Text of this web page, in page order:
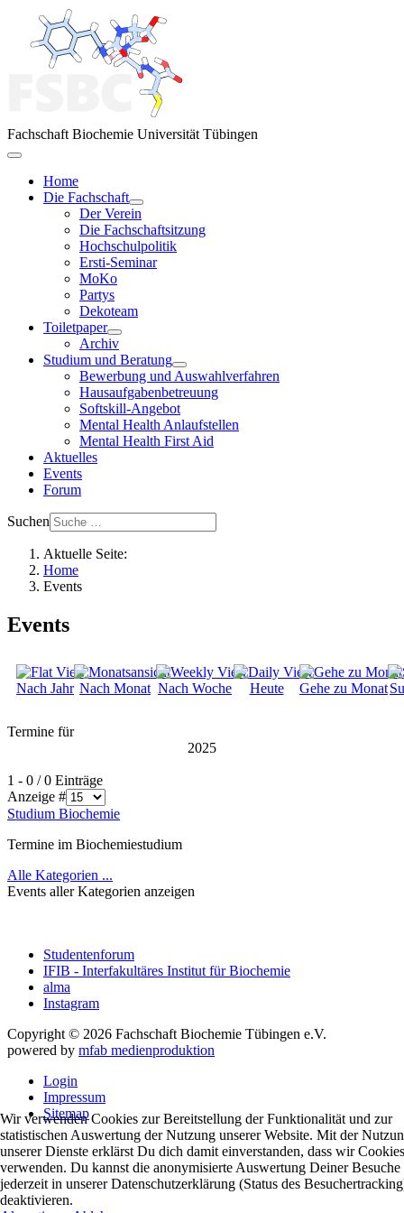
Fachschaft Biochemie Universität Tübingen
Home
Die Fachschaft
Der Verein
Die Fachschaftsitzung
Hochschulpolitik
Ersti-Seminar
MoKo
Partys
Dekoteam
Toiletpaper
Archiv
Studium und Beratung
Bewerbung und Auswahlverfahren
Hausaufgabenbetreuung
Softskill-Angebot
Mental Health Anlaufstellen
Mental Health First Aid
Aktuelles
Events
Forum
Suchen
Aktuelle Seite:
Home
Events
Events
Nach Jahr Nach Monat Nach Woche Heute Gehe zu Monat
Termine für
2025
Limite der Paginierungsliste
1 - 0 / 0 Einträge
Anzeige #
Studium Biochemie
Termine im Biochemiestudium
Alle Kategorien ...
Events aller Kategorien anzeigen
Studentenforum
IFIB - Interfakultäres Institut für Biochemie
alma
Instagram
Copyright © 2026 Fachschaft Biochemie Tübingen e.V.
powered by mfab medienproduktion
Login
Impressum
Sitemap
Wir verwenden Cookies zur Bereitstellung der Funktionalität und zur
statistischen Auswertung der Nutzung unserer Website. Mit der
unserer Dienste erklärst Du dich damit einverstanden, dass wir Cookies
verwenden. Du kannst die anonymisierte Auswertung Deiner Besuche
jederzeit in unserer Datenschutzerklärung (Status des
deaktivieren.